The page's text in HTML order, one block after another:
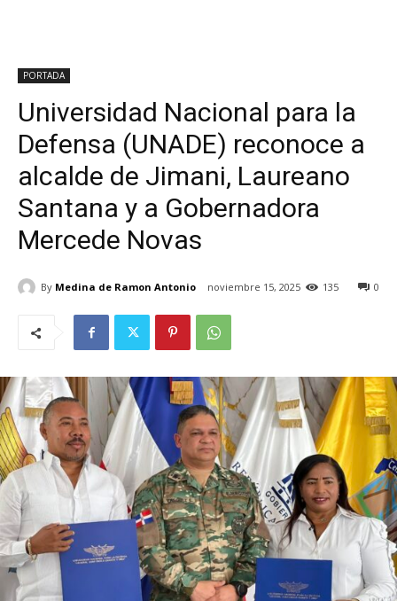
PORTADA
Universidad Nacional para la
Defensa (UNADE) reconoce a
alcalde de Jimani, Laureano
Santana y a Gobernadora
Mercede Novas
By Medina de Ramon Antonio noviembre 15, 2025 0
135